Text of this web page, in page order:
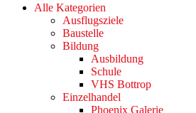
Alle Kategorien
Ausflugsziele
Baustelle
Bildung
Ausbildung
Schule
VHS Bottrop
Einzelhandel
Phoenix Galerie